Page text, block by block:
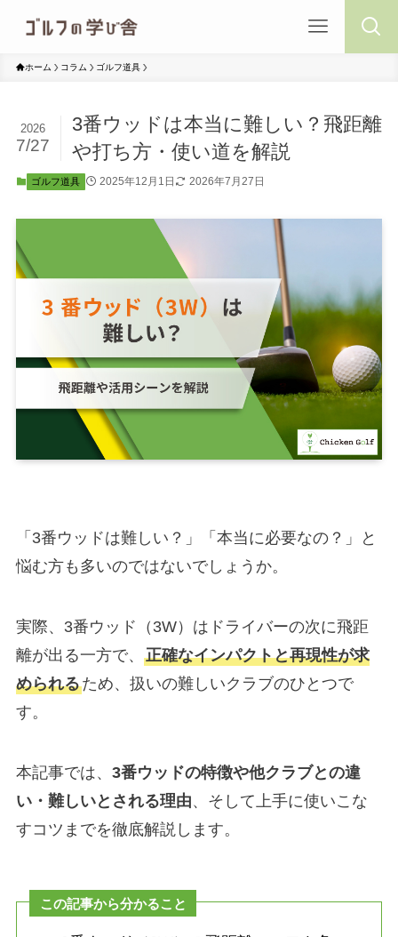
ホーム コラム ゴルフ道具
3番ウッドは本当に難しい？飛距離
や打ち方・使い道を解説
2026
7/27
ゴルフ道具 2025年12月1日 2026年7月27日
「3番ウッドは難しい？」「本当に必要なの？」と
悩む方も多いのではないでしょうか。
実際、3番ウッド（3W）はドライバーの次に飛距
離が出る一方で、 正確なインパクトと再現性が求
められるため、扱いの難しいクラブのひとつで
す。
本記事では、 3番ウッドの特徴や他クラブとの違
い・難しいとされる理由、そして上手に使いこな
すコツまでを徹底解説します。
この記事から分かること